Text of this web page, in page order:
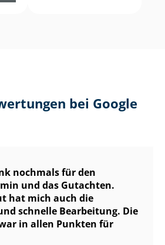
bei Google
nochmals für den
und das Gutachten.
hat mich auch die
schnelle Bearbeitung. Die
in allen Punkten für